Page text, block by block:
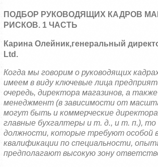
ПОДБОР РУКОВОДЯЩИХ КАДРОВ
РИСКОВ. 1 ЧАСТЬ
Карина Олейник,генеральный
Ltd .
Когда мы говорим о руководящих
имеем в виду ключевые лица
очередь, директора магазинов, а
менеджмент (в зависимости от
могут быть и коммерческие
главные бухгалтеры и т. д., и т. п.),
должности, которые требуют особой
квалификации по специальности,
предполагают высокую зону